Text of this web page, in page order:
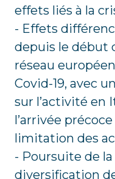
effets liés à la
- Effets
depuis le début
réseau
Covid-19, avec
sur l’activité en
l’arrivée
limitation des
- Poursuite de
diversification